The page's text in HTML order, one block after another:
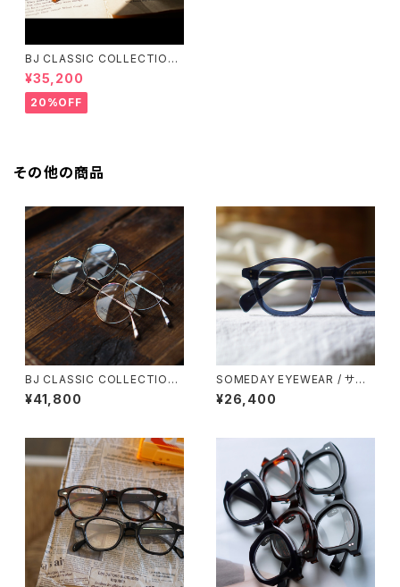
BJ CLASSIC COLLECTION
¥35,200
20%OFF
その他の商品
BJ CLASSIC COLLECTION
PREM-114BNT ボストン BJク
ラシック
¥41,800
SOMEDAY EYEWEAR / サム
デー パリジャン SD-002 正視
堂 オリジナル
¥26,400